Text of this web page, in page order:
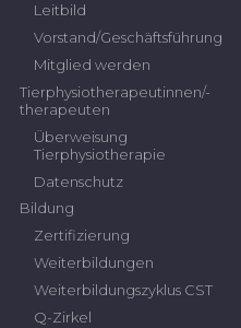
Leitbild
Vorstand/Geschäftsführung
Mitglied werden
Tierphysiotherapeutinnen/-
therapeuten
Überweisung
Tierphysiotherapie
Datenschutz
Bildung
Zertifizierung
Weiterbildungen
Weiterbildungszyklus CST
Q-Zirkel